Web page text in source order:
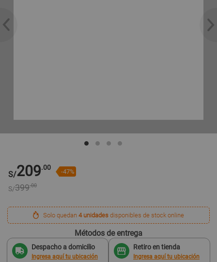
S/209.00 -47%
S/399.00
Solo quedan4 unidades disponibles de stock online
Métodos de entrega
Despacho a domicilio
Ingresa aquí tu ubicación
Retiro en tienda
Ingresa aquí tu ubicación